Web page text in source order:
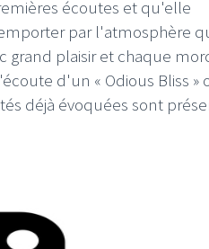
écoutes et qu'elle
par l'atmosphère
grand plaisir et chaque
d'un « Odious Bliss »
déjà évoquées sont
Littératurock !!!